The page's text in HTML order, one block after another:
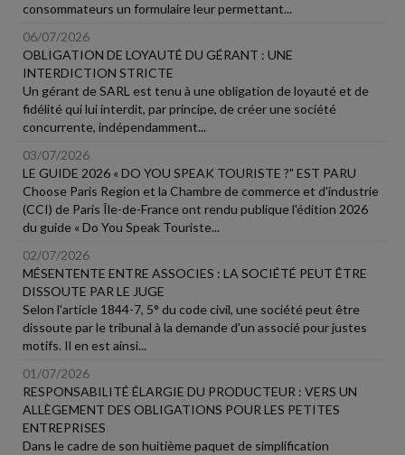
consommateurs un formulaire leur permettant...
06/07/2026
OBLIGATION DE LOYAUTÉ DU GÉRANT : UNE
INTERDICTION STRICTE
Un gérant de SARL est tenu à une obligation de loyauté et de
fidélité qui lui interdit, par principe, de créer une société
concurrente, indépendamment...
03/07/2026
LE GUIDE 2026 « DO YOU SPEAK TOURISTE ?" EST PARU
Choose Paris Region et la Chambre de commerce et d'industrie
(CCI) de Paris Île-de-France ont rendu publique l'édition 2026
du guide « Do You Speak Touriste...
02/07/2026
MÉSENTENTE ENTRE ASSOCIES : LA SOCIÉTÉ PEUT ÊTRE
DISSOUTE PAR LE JUGE
Selon l'article 1844-7, 5° du code civil, une société peut être
dissoute par le tribunal à la demande d'un associé pour justes
motifs. Il en est ainsi...
01/07/2026
RESPONSABILITÉ ÉLARGIE DU PRODUCTEUR : VERS UN
ALLÈGEMENT DES OBLIGATIONS POUR LES PETITES
ENTREPRISES
Dans le cadre de son huitième paquet de simplification